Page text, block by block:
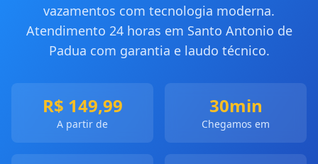
vazamentos com tecnologia moderna.
Atendimento 24 horas em Santo Antonio de
Padua com garantia e laudo técnico.
R$ 149,99
A partir de
30min
Chegamos em